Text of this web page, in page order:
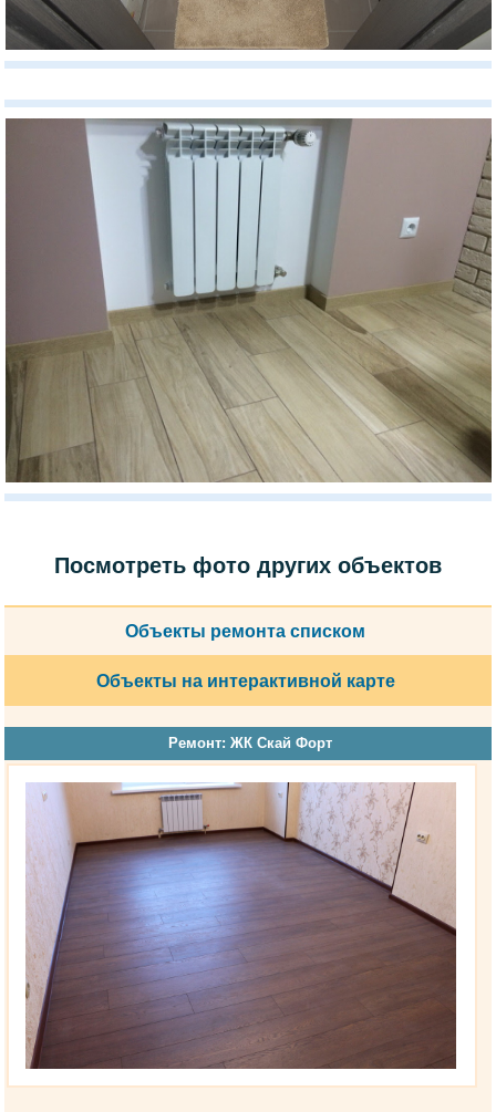
Посмотреть фото других объектов
Объекты ремонта списком
Объекты на интерактивной карте
Ремонт: ЖК Скай Форт